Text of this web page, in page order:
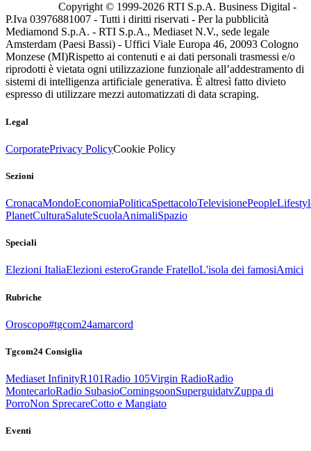
Copyright © 1999-2026 RTI S.p.A. Business Digital -
P.Iva 03976881007 - Tutti i diritti riservati - Per la pubblicità
Mediamond S.p.A. - RTI S.p.A., Mediaset N.V., sede legale
Amsterdam (Paesi Bassi) - Uffici Viale Europa 46, 20093 Cologno
Monzese (MI)Rispetto ai contenuti e ai dati personali trasmessi e/o
riprodotti è vietata ogni utilizzazione funzionale all’addestramento di
sistemi di intelligenza artificiale generativa. È altresì fatto divieto
espresso di utilizzare mezzi automatizzati di data scraping.
Legal
CorporatePrivacy PolicyCookie Policy
Sezioni
CronacaMondoEconomiaPoliticaSpettacoloTelevisionePeople
PlanetCulturaSaluteScuolaAnimaliSpazio
Speciali
Elezioni ItaliaElezioni esteroGrande FratelloL'isola dei famosiAmici
Rubriche
Oroscopo#tgcom24amarcord
Tgcom24 Consiglia
Mediaset InfinityR101Radio 105Virgin RadioRadio
MontecarloRadio SubasioComingsoonSuperguidatvZuppa di
PorroNon SprecareCotto e Mangiato
Eventi